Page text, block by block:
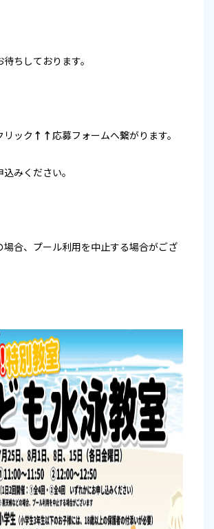
ちしております。
リック ↑↑ 応募フォームへ繋がります。
みください。
合、プール利用を中止する場合がござ